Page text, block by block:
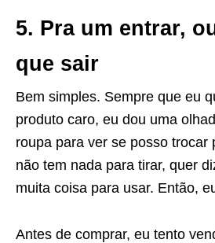
5. Pra um entrar,
que sair
Bem simples. Sempre que eu
produto caro, eu dou uma
roupa para ver se posso trocar
não tem nada para tirar, quer
muita coisa para usar. Então,
Antes de comprar, eu tento